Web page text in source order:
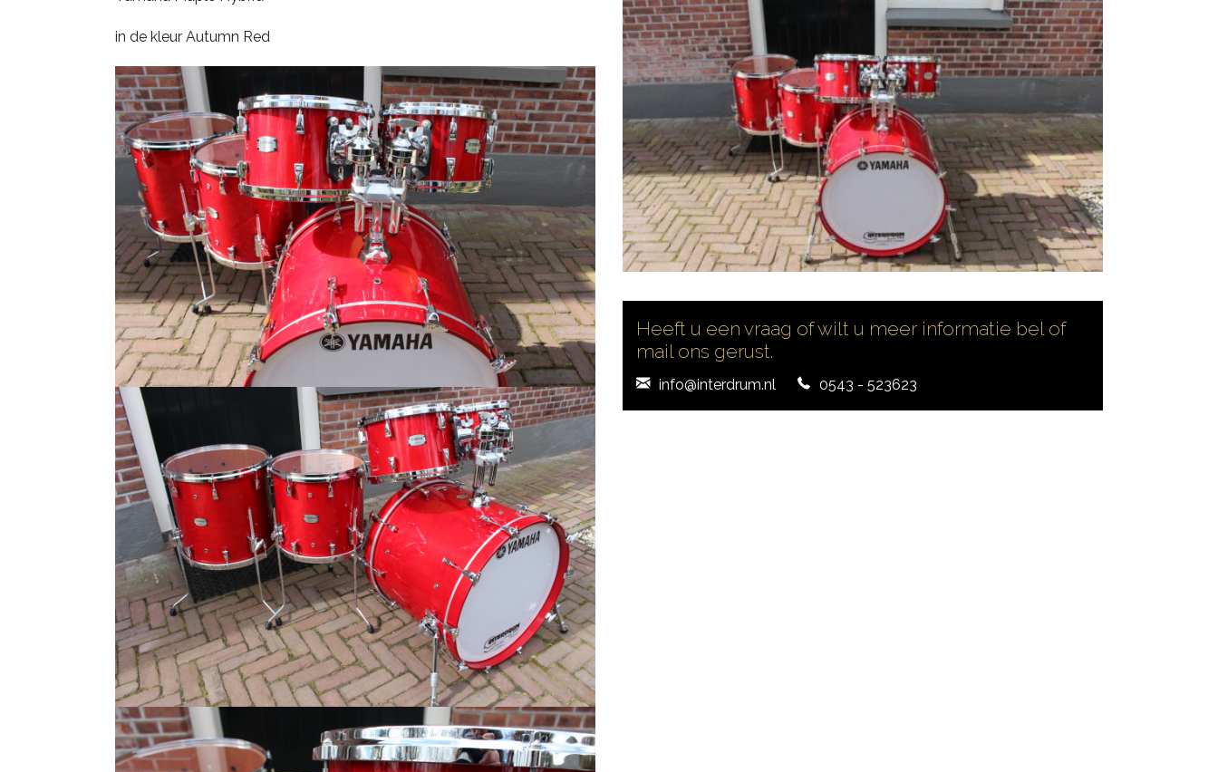
PDP
Remo
Sakae
Sonor
Tama
Yamaha
in de kleur Autumn Red
Heeft u een vraag of wilt u meer informatie bel of
mail ons gerust.
info@interdrum.nl 0543 - 523623